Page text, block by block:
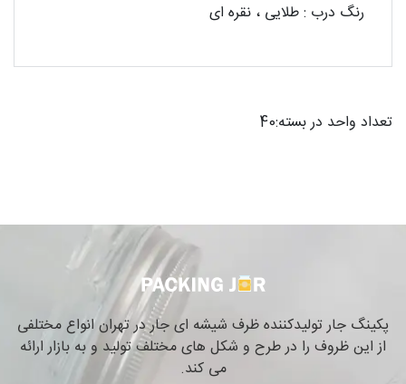
رنگ درب : طلایی ، نقره ای
تعداد واحد در بسته:40
پکینگ جار تولیدکننده ظرف شیشه ای جار در تهران انواع مختلفی
از این ظروف را در طرح و شکل های مختلف تولید و به بازار ارائه
می کند.